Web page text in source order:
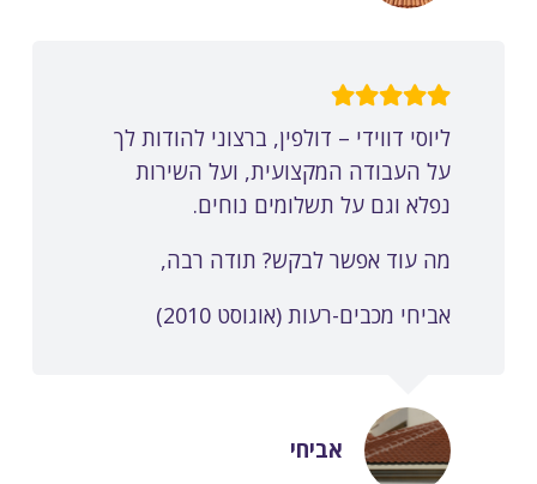
ליוסי דווידי – דולפין, ברצוני להודות לך
על העבודה המקצועית, ועל השירות
נפלא וגם על תשלומים נוחים.
מה עוד אפשר לבקש? תודה רבה,
אביחי מכבים-רעות (אוגוסט 2010)
אביחי